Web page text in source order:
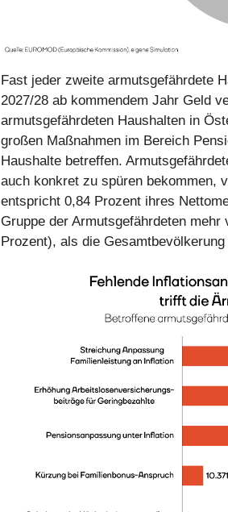
Fast jeder zweite armutsgefährdete
2027/28 ab kommendem Jahr Geld
armutsgefährdeten Haushalten in
großen Maßnahmen im Bereich
Haushalte betreffen.
auch konkret zu spüren bekommen,
entspricht 0,84 Prozent ihres
Gruppe der Armutsgefährdeten
Prozent), als die